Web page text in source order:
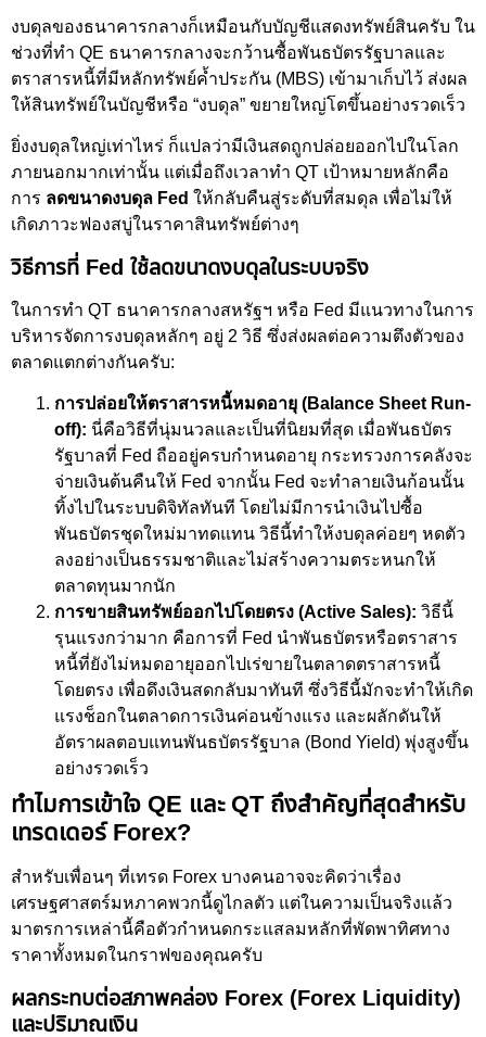
งบดุลของธนาคารกลางก็เหมือนกับบัญชีแสดงทรัพย์สินครับ ใน
ช่วงที่ทำ QE ธนาคารกลางจะกว้านซื้อพันธบัตรรัฐบาลและ
ตราสารหนี้ที่มีหลักทรัพย์ค้ำประกัน (MBS) เข้ามาเก็บไว้ ส่งผล
ให้สินทรัพย์ในบัญชีหรือ “งบดุล” ขยายใหญ่โตขึ้นอย่างรวดเร็ว
ยิ่งงบดุลใหญ่เท่าไหร่ ก็แปลว่ามีเงินสดถูกปล่อยออกไปในโลก
ภายนอกมากเท่านั้น แต่เมื่อถึงเวลาทำ QT เป้าหมายหลักคือ
การ ลดขนาดงบดุล Fed ให้กลับคืนสู่ระดับที่สมดุล เพื่อไม่ให้
เกิดภาวะฟองสบู่ในราคาสินทรัพย์ต่างๆ
วิธีการที่ Fed ใช้ลดขนาดงบดุลในระบบจริง
ในการทำ QT ธนาคารกลางสหรัฐฯ หรือ Fed มีแนวทางในการ
บริหารจัดการงบดุลหลักๆ อยู่ 2 วิธี ซึ่งส่งผลต่อความตึงตัวของ
ตลาดแตกต่างกันครับ:
การปล่อยให้ตราสารหนี้หมดอายุ (Balance Sheet Run-
off): นี่คือวิธีที่นุ่มนวลและเป็นที่นิยมที่สุด เมื่อพันธบัตร
รัฐบาลที่ Fed ถืออยู่ครบกำหนดอายุ กระทรวงการคลังจะ
จ่ายเงินต้นคืนให้ Fed จากนั้น Fed จะทำลายเงินก้อนนั้น
ทิ้งไปในระบบดิจิทัลทันที โดยไม่มีการนำเงินไปซื้อ
พันธบัตรชุดใหม่มาทดแทน วิธีนี้ทำให้งบดุลค่อยๆ หดตัว
ลงอย่างเป็นธรรมชาติและไม่สร้างความตระหนกให้
ตลาดทุนมากนัก
การขายสินทรัพย์ออกไปโดยตรง (Active Sales): วิธีนี้
รุนแรงกว่ามาก คือการที่ Fed นำพันธบัตรหรือตราสาร
หนี้ที่ยังไม่หมดอายุออกไปเร่ขายในตลาดตราสารหนี้
โดยตรง เพื่อดึงเงินสดกลับมาทันที ซึ่งวิธีนี้มักจะทำให้เกิด
แรงช็อกในตลาดการเงินค่อนข้างแรง และผลักดันให้
อัตราผลตอบแทนพันธบัตรรัฐบาล (Bond Yield) พุ่งสูงขึ้น
อย่างรวดเร็ว
ทำไมการเข้าใจ QE และ QT ถึงสำคัญที่สุดสำหรับ
เทรดเดอร์ Forex?
สำหรับเพื่อนๆ ที่เทรด Forex บางคนอาจจะคิดว่าเรื่อง
เศรษฐศาสตร์มหภาคพวกนี้ดูไกลตัว แต่ในความเป็นจริงแล้ว
มาตรการเหล่านี้คือตัวกำหนดกระแสลมหลักที่พัดพาทิศทาง
ราคาทั้งหมดในกราฟของคุณครับ
ผลกระทบต่อสภาพคล่อง Forex (Forex Liquidity)
และปริมาณเงิน